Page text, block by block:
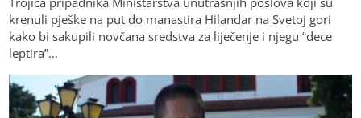
krenuli pješke na put do manastira Hilandar na Svetoj gori
kako bi sakupili novčana sredstva za liječenje i njegu “dece
leptira”…